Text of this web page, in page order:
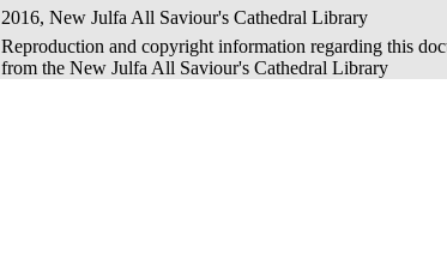
2016, New Julfa All Saviour's Cathedral Library
Reproduction and copyright information regarding this
from the New Julfa All Saviour's Cathedral Library